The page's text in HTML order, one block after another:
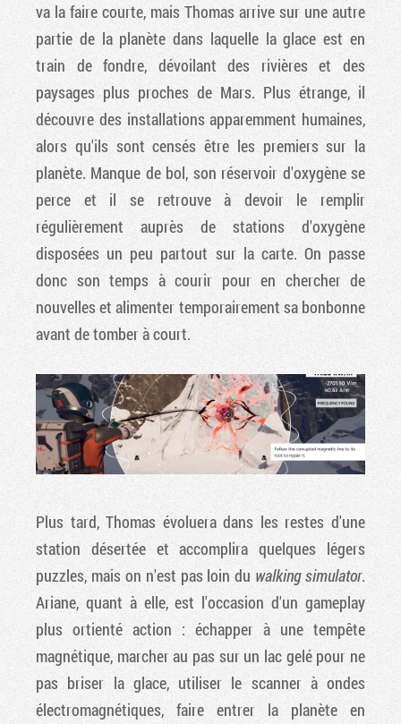
va la faire courte, mais Thomas arrive sur une autre
partie de la planète dans laquelle la glace est en
train de fondre, dévoilant des rivières et des
paysages plus proches de Mars. Plus étrange, il
découvre des installations apparemment humaines,
alors qu'ils sont censés être les premiers sur la
planète. Manque de bol, son réservoir d'oxygène se
perce et il se retrouve à devoir le remplir
régulièrement auprès de stations d'oxygène
disposées un peu partout sur la carte. On passe
donc son temps à courir pour en chercher de
nouvelles et alimenter temporairement sa bonbonne
avant de tomber à court.
Plus tard, Thomas évoluera dans les restes d'une
station désertée et accomplira quelques légers
puzzles, mais on n'est pas loin du walking simulator.
Ariane, quant à elle, est l'occasion d'un gameplay
plus ortienté action : échapper à une tempête
magnétique, marcher au pas sur un lac gelé pour ne
pas briser la glace, utiliser le scanner à ondes
électromagnétiques, faire entrer la planète en